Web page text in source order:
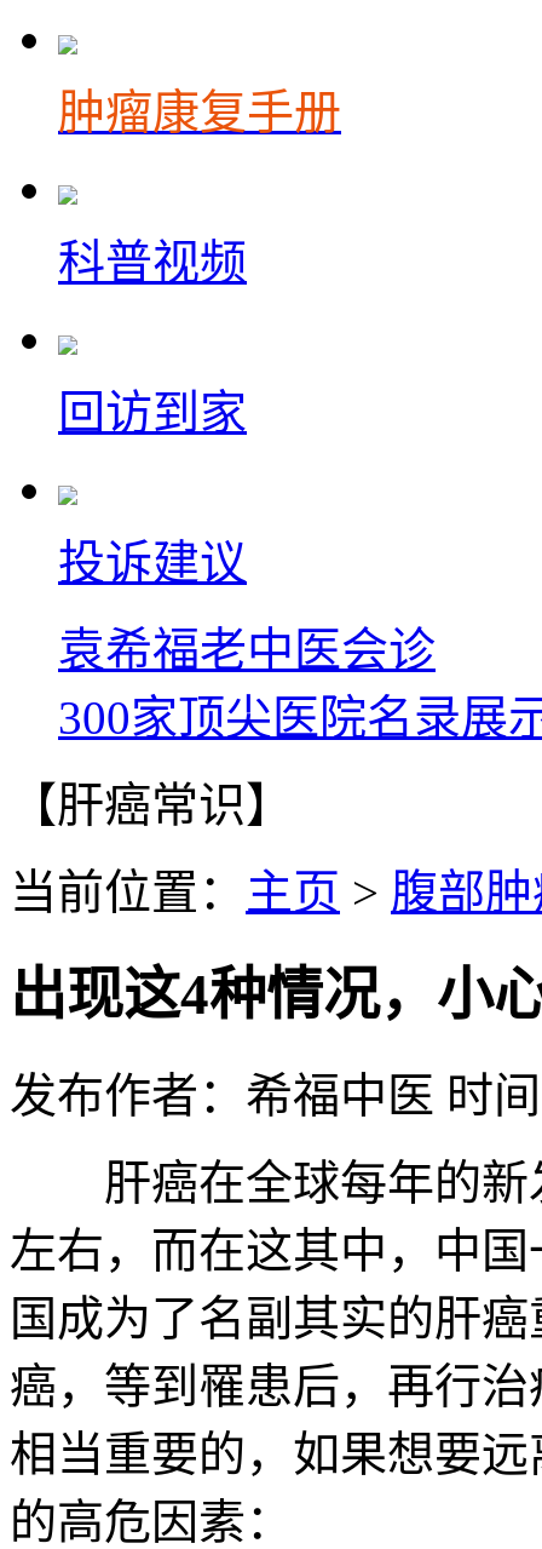
肿瘤康复手册
科普视频
回访到家
投诉建议
袁希福老中医会诊
300家顶尖医院名录展
【肝癌常识】
当前位置： 主页 > 腹部
出现这4种情况，小
发布作者：希福中医 时
肝癌在全球每年的新
左右，而在这其中，中
国成为了名副其实的肝
癌，等到罹患后，再行
相当重要的，如果想要
的高危因素：